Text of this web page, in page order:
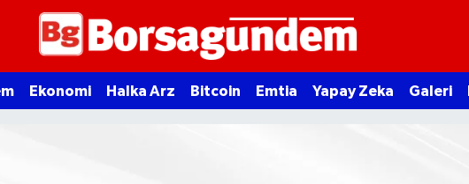
Ekonomi Halka Arz Bitcoin Emtia Yapay Zeka Galeri